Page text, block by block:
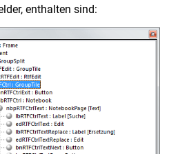
enthalten sind: